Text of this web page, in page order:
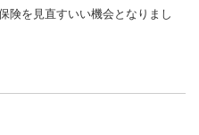
険を見直すいい機会となりまし